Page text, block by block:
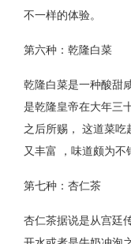
不一样的体验。
第六种：乾隆白菜
乾隆白菜是一种酸甜
是乾隆皇帝在大年三
之后所赐， 这道菜吃
又丰富 ，味道颇为不
第七种：杏仁茶
杏仁茶据说是从宫廷